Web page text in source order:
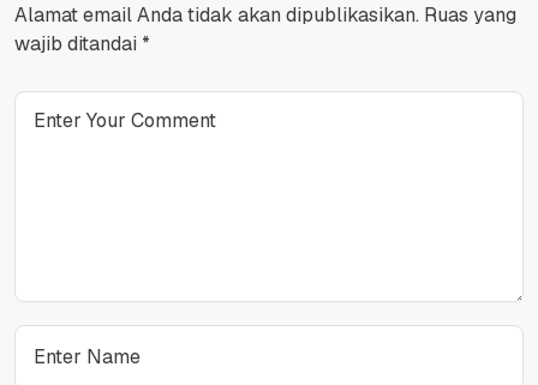
Alamat email Anda tidak akan dipublikasikan. Ruas yang
wajib ditandai *